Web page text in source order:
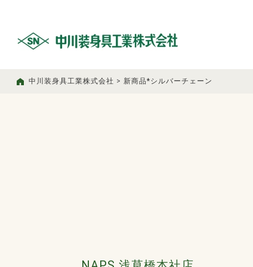
中川装身具工業株式会社 > 新商品*シルバーチェーン